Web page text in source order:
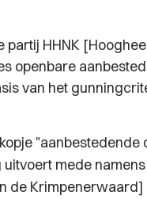
HHNK
openbare
van het
mede namens
de Krimpenerwaard]